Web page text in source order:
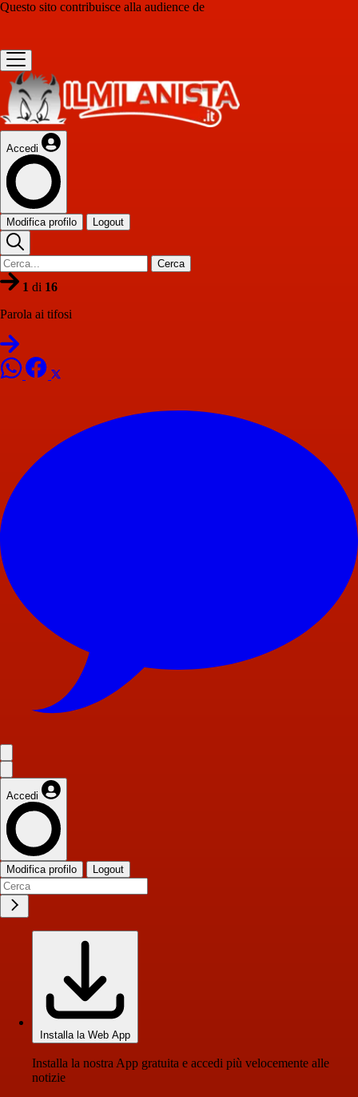
Questo sito contribuisce alla audience de
Accedi
Modifica profilo Logout
Cerca
1 di 16
Parola ai tifosi
Accedi
Modifica profilo Logout
Installa la Web App
Installa la nostra App gratuita e accedi più velocemente alle
notizie